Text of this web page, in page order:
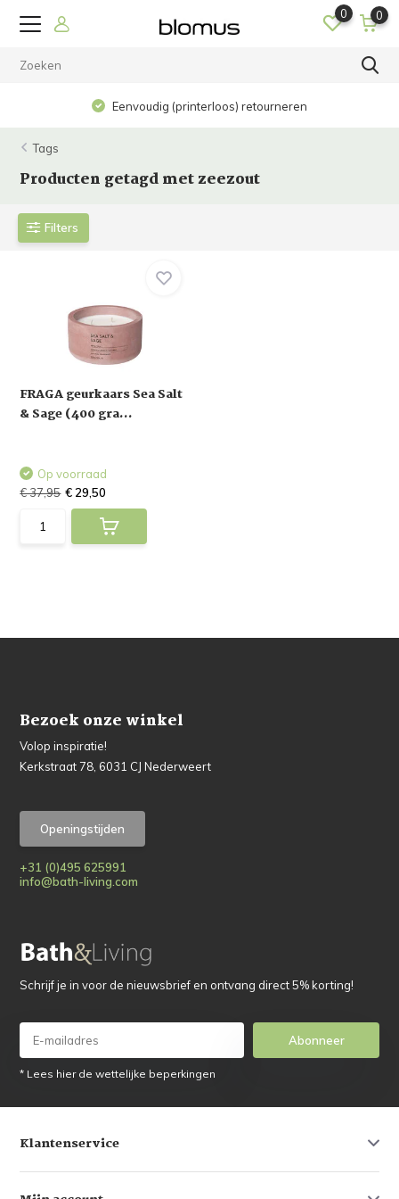
0 0
Eenvoudig (printerloos) retourneren
Tags
Producten getagd met zeezout
Filters
FRAGA geurkaars Sea Salt
& Sage (400 gra...
Op voorraad
€ 37,95 € 29,50
Bezoek onze winkel
Volop inspiratie!
Kerkstraat 78, 6031 CJ Nederweert
Openingstijden
+31 (0)495 625991
info@bath-living.com
Schrijf je in voor de nieuwsbrief en ontvang direct 5% korting!
Abonneer
* Lees hier de wettelijke beperkingen
Klantenservice